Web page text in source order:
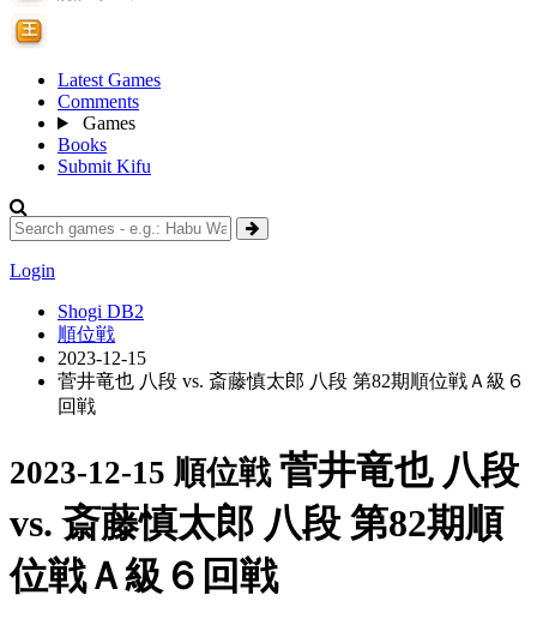
Latest Games
Comments
Games
Books
Submit Kifu
Login
Shogi DB2
順位戦
2023-12-15
菅井竜也 八段 vs. 斎藤慎太郎 八段 第82期順位戦Ａ級６
回戦
2023-12-15 順位戦 菅井竜也 八段
vs. 斎藤慎太郎 八段 第82期順
位戦Ａ級６回戦